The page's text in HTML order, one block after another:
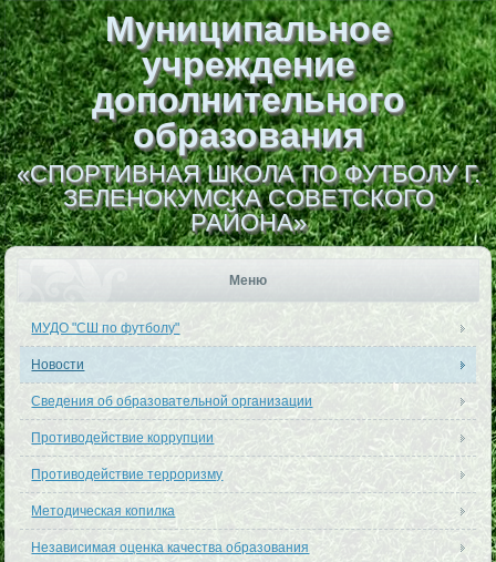
Муниципальное
учреждение
дополнительного
образования
«СПОРТИВНАЯ ШКОЛА ПО ФУТБОЛУ Г.
ЗЕЛЕНОКУМСКА СОВЕТСКОГО
РАЙОНА»
Меню
МУДО "СШ по футболу"
Новости
Сведения об образовательной организации
Противодействие коррупции
Противодействие терроризму
Методическая копилка
Независимая оценка качества образования